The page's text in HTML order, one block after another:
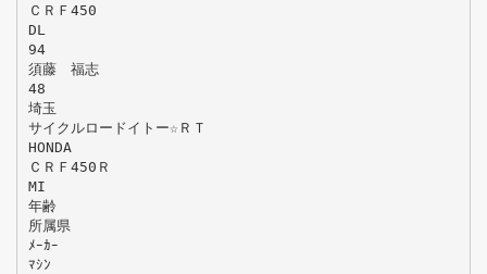
ＣＲＦ450
DL
94
須藤 福志
48
埼玉
サイクルロードイトー☆ＲＴ
HONDA
ＣＲＦ450Ｒ
MI
年齢
所属県
ﾒｰｶｰ
ﾏｼﾝ